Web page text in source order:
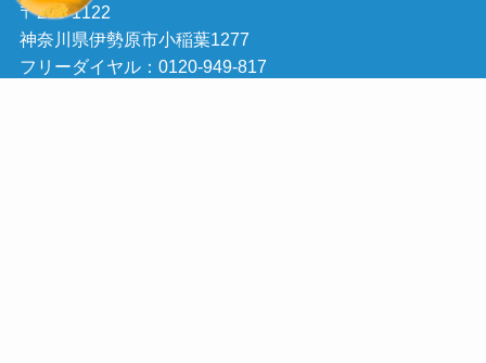
〒259-1122
神奈川県伊勢原市小稲葉1277
フリーダイヤル：0120-949-817